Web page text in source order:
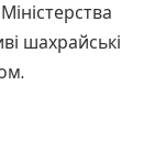
шахрайські